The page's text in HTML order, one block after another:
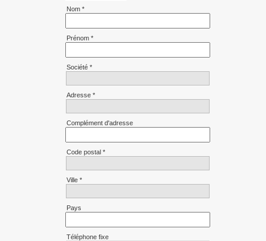
Nom *
Prénom *
Société *
Adresse *
Complément d'adresse
Code postal *
Ville *
Pays
Téléphone fixe